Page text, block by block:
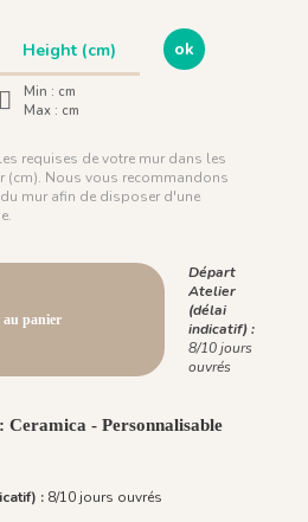
Min : cm
Max : cm
ok
requises de votre mur dans les
(cm). Nous vous recommandons
mur afin de disposer d'une
panier
Départ
Atelier
(délai
indicatif) :
8/10 jours
ouvrés
- Personnalisable
: 8/10 jours ouvrés